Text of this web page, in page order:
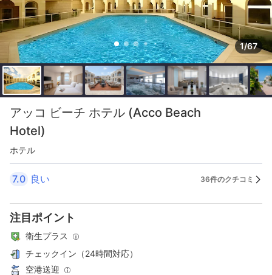
1/67
アッコ ビーチ ホテル (Acco Beach
Hotel)
ホテル
7.0 良い 36件のクチコミ
注目ポイント
衛生プラス
チェックイン（24時間対応）
空港送迎